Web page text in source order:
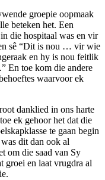
groepie oopmaak
beteken het. Een
die hospitaal was en vir
sê “Dit is nou … vir wie
en hy is nou feitlik
En toe kom die andere
waarvoor ek
danklied in ons harte
ek gehoor het dat die
te gaan begin
dit dan ook al
om die saad van Sy
groei en laat vrugdra al